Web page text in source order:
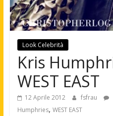
Look Celebrità
Kris
WEST EAST
12 Aprile 2012 fsfrau
Humphries, WEST EAST